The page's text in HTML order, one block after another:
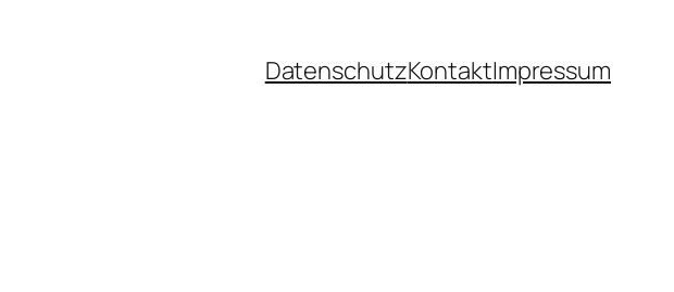
DatenschutzKontaktImpressum